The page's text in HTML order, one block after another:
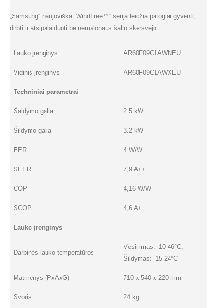
„Samsung“ naujoviška „WindFree™“ serija leidžia patogiai gyventi,
dirbti ir atsipalaiduoti be nemalonaus šalto skersvėjo.
Lauko įrenginys AR60F09C1AWNEU
Vidinis įrenginys AR60F09C1AWXEU
Techniniai parametrai
Šaldymo galia 2.5 kW
Šildymo galia 3.2 kW
EER 4 W/W
SEER 7,9 A++
COP 4,16 W/W
SCOP 4,6 A+
Lauko įrenginys
Darbinės lauko temperatūros
Vėsinimas: -10-46°C,
Šildymas: -15-24°C
Matmenys (PxAxG) 710 x 540 x 220 mm
Svoris 24 kg